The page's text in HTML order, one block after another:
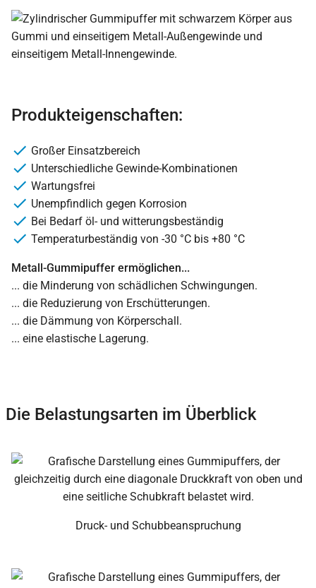
Produkteigenschaften:
Großer Einsatzbereich
Unterschiedliche Gewinde-Kombinationen
Wartungsfrei
Unempfindlich gegen Korrosion
Bei Bedarf öl- und witterungsbeständig
Temperaturbeständig von -30 °C bis +80 °C
Metall-Gummipuffer ermöglichen...
... die Minderung von schädlichen Schwingungen.
... die Reduzierung von Erschütterungen.
... die Dämmung von Körperschall.
... eine elastische Lagerung.
Die Belastungsarten im Überblick
Druck- und Schubbeanspruchung